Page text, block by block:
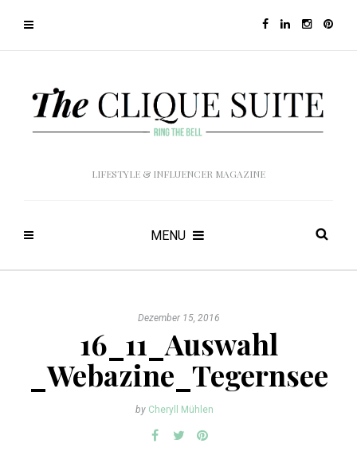
LIFESTYLE & INFLUENCER MAGAZINE
MENU
Dezember 15, 2016
16_11_Auswahl
_Webazine_Tegernsee
by Cheryll Mühlen